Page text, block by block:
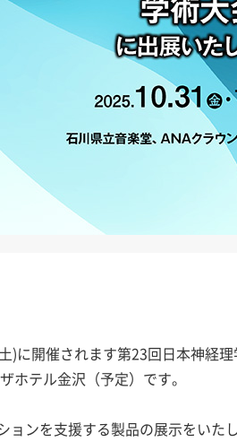
)に開催されます第23回日本神経
ホテル金沢（予定）です。
ンを支援する製品の展示をいたし